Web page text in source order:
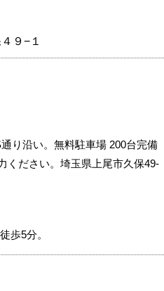
９−１
り沿い。無料駐車場 200台完備
ください。埼玉県上尾市久保49-
歩5分。